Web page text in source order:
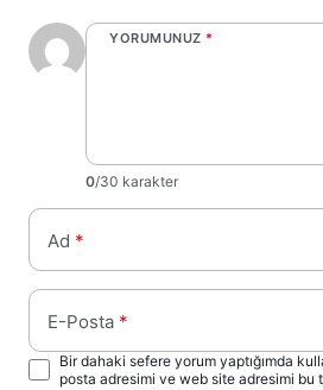
YORUMUNUZ *
0/30 karakter
Ad *
E-Posta *
Bir dahaki sefere yorum yaptığımda
posta adresimi ve web site adresimi bu